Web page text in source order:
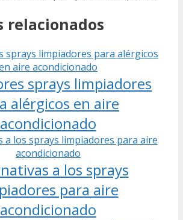
relacionados
sprays limpiadores
alérgicos en aire
acondicionado
a los sprays
para aire
acondicionado